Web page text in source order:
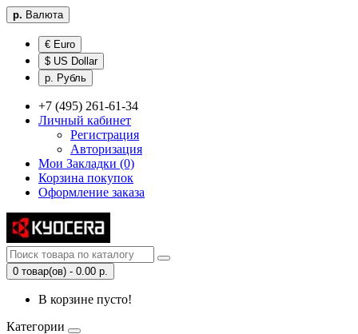
р. Валюта
€ Euro
$ US Dollar
р. Рубль
+7 (495) 261-61-34
Личный кабинет
Регистрация
Авторизация
Мои Закладки (0)
Корзина покупок
Оформление заказа
0 товар(ов) - 0.00 р.
В корзине пусто!
Категории